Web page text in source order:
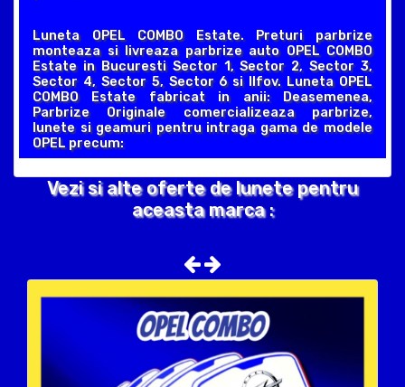
Luneta OPEL COMBO Estate. Preturi parbrize
monteaza si livreaza parbrize auto OPEL COMBO
Estate in Bucuresti Sector 1, Sector 2, Sector 3,
Sector 4, Sector 5, Sector 6 si Ilfov. Luneta OPEL
COMBO Estate fabricat in anii: Deasemenea,
Parbrize Originale comercializeaza parbrize,
lunete si geamuri pentru intraga gama de modele
OPEL precum:
Vezi si alte oferte de lunete pentru
aceasta marca :